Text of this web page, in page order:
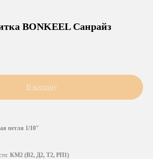
BONKEEL Санрайз
В корзину
петля 1/10″
КМ2 (В2, Д2, Т2, РП1)